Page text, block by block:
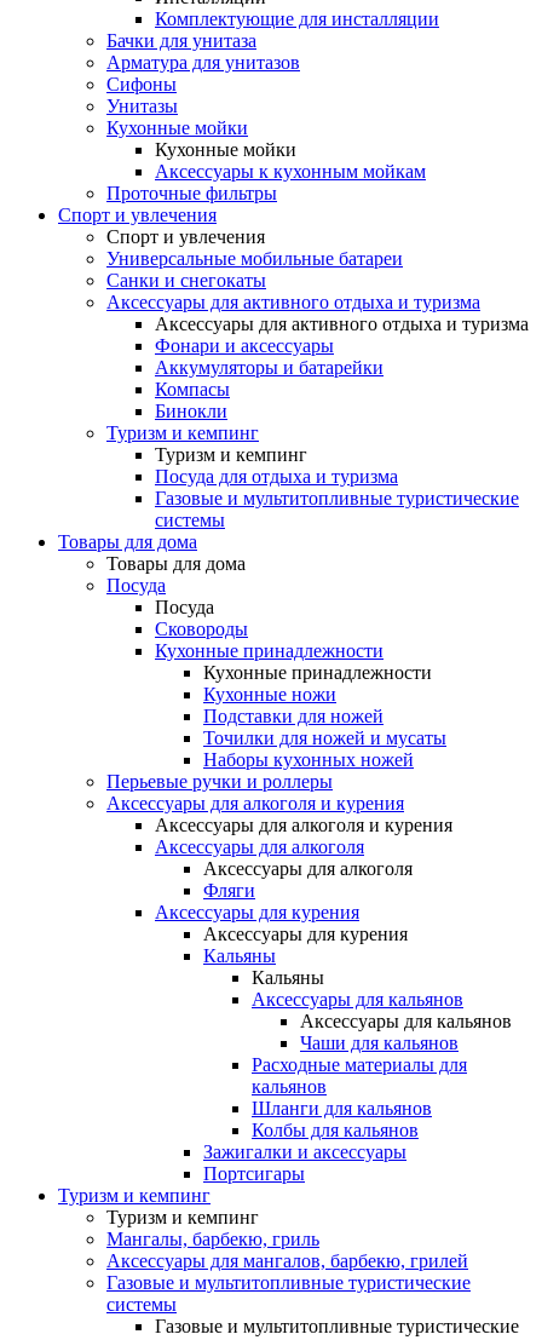
Комплектующие для инсталляции
Бачки для унитаза
Арматура для унитазов
Сифоны
Унитазы
Кухонные мойки
Кухонные мойки
Аксессуары к кухонным мойкам
Проточные фильтры
Спорт и увлечения
Спорт и увлечения
Универсальные мобильные батареи
Санки и снегокаты
Аксессуары для активного отдыха и туризма
Аксессуары для активного отдыха и туризма
Фонари и аксессуары
Аккумуляторы и батарейки
Компасы
Бинокли
Туризм и кемпинг
Туризм и кемпинг
Посуда для отдыха и туризма
Газовые и мультитопливные туристические
системы
Товары для дома
Товары для дома
Посуда
Посуда
Сковороды
Кухонные принадлежности
Кухонные принадлежности
Кухонные ножи
Подставки для ножей
Точилки для ножей и мусаты
Наборы кухонных ножей
Перьевые ручки и роллеры
Аксессуары для алкоголя и курения
Аксессуары для алкоголя и курения
Аксессуары для алкоголя
Аксессуары для алкоголя
Фляги
Аксессуары для курения
Аксессуары для курения
Кальяны
Кальяны
Аксессуары для кальянов
Аксессуары для кальянов
Чаши для кальянов
Расходные материалы для
кальянов
Шланги для кальянов
Колбы для кальянов
Зажигалки и аксессуары
Портсигары
Туризм и кемпинг
Туризм и кемпинг
Мангалы, барбекю, гриль
Аксессуары для мангалов, барбекю, грилей
Газовые и мультитопливные туристические
системы
Газовые и мультитопливные туристические